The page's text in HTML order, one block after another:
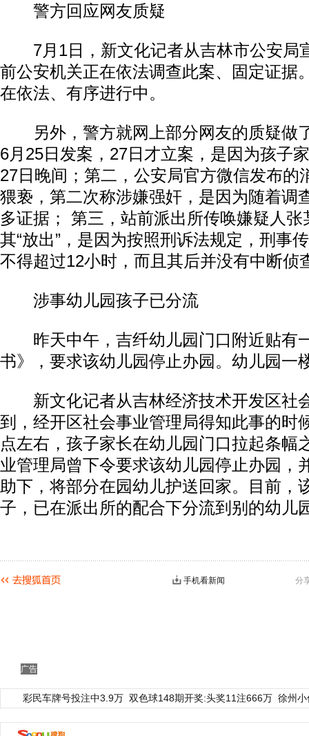
警方回应网友质疑
7月1日，新文化记者从吉林市公安局
前公安机关正在依法调查此案、固定证据
在依法、有序进行中。
另外，警方就网上部分网友的质疑做
6月25日发案，27日才立案，是因为孩子
27日晚间；第二，公安局官方微信发布的
猥亵，第二次称涉嫌强奸，是因为随着调
多证据； 第三，站前派出所传唤嫌疑人
其“放出”，是因为按照刑诉法规定，刑事
不得超过12小时，而且其后并没有中断侦
涉事幼儿园孩子已分流
昨天中午，吉纤幼儿园门口附近贴有
书》，要求该幼儿园停止办园。幼儿园一
新文化记者从吉林经济技术开发区社
到，经开区社会事业管理局得知此事的时
点左右，孩子家长在幼儿园门口拉起条幅
业管理局曾下令要求该幼儿园停止办园，
助下，将部分在园幼儿护送回家。目前，
子，已在派出所的配合下分流到别的幼儿
分
手机看新闻
广告
彩民车牌号投注中3.9万 双色球148期开奖:头奖11注666万 徐州